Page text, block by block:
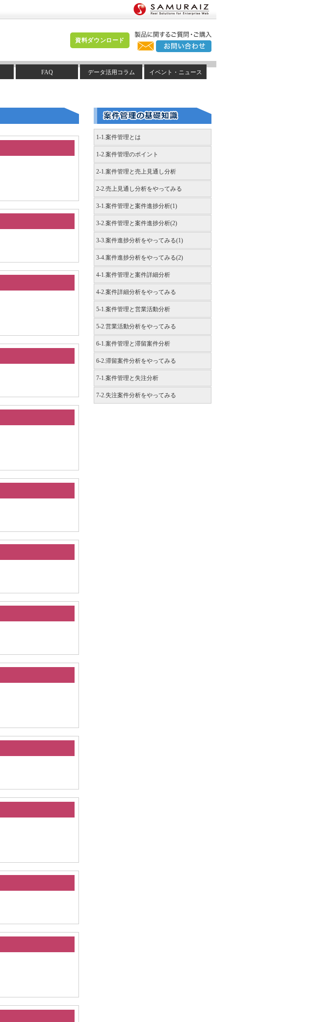
資料ダウンロード
FAQ データ活用コラム イベント・ニュース
1-1.案件管理とは
1-2.案件管理のポイント
2-1.案件管理と売上見通し分析
2-2.売上見通し分析をやってみる
3-1.案件管理と案件進捗分析(1)
3-2.案件管理と案件進捗分析(2)
3-3.案件進捗分析をやってみる(1)
3-4.案件進捗分析をやってみる(2)
4-1.案件管理と案件詳細分析
4-2.案件詳細分析をやってみる
5-1.案件管理と営業活動分析
5-2.営業活動分析をやってみる
6-1.案件管理と滞留案件分析
6-2.滞留案件分析をやってみる
7-1.案件管理と失注分析
7-2.失注案件分析をやってみる